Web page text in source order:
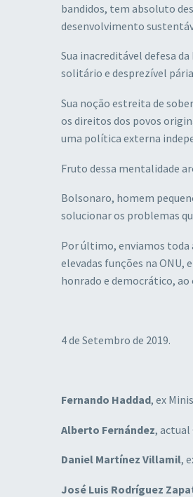
bandidos, tem absoluto
desenvolvimento
Sua inacreditável defesa
solitário e desprezível
Sua noção estreita de
os direitos dos povos
uma política externa
Fruto dessa mentalidade
Bolsonaro, homem
solucionar os problemas
Por último, enviamos toda
elevadas funções na
honrado e democrático,
4 de Setembro de 2019.
Fernando Haddad, ex
Alberto Fernández,
Daniel Martínez Villamil,
José Luis Rodríguez